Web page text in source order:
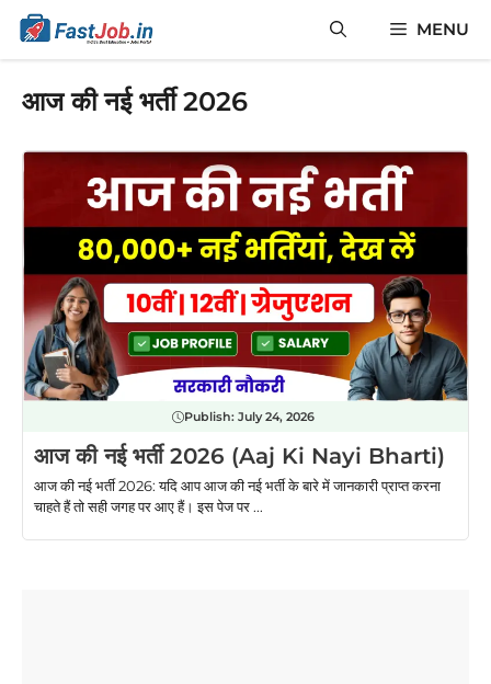
Skip
content
MENU
आज की नई भर्ती 2026
Publish: July 24, 2026
आज की नई भर्ती 2026 (Aaj Ki Nayi Bharti)
आज की नई भर्ती 2026: यदि आप आज की नई भर्ती के बारे में जानकारी प्राप्त करना
चाहते हैं तो सही जगह पर आए हैं। इस पेज पर ...